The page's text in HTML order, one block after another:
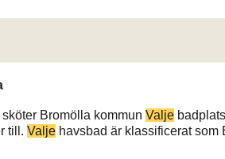
Bromölla kommun Valje
till. Valje havsbad är klassificerat som